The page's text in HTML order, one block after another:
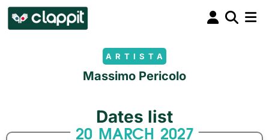
ARTISTA
Massimo Pericolo
Dates list
20 MARCH 2027